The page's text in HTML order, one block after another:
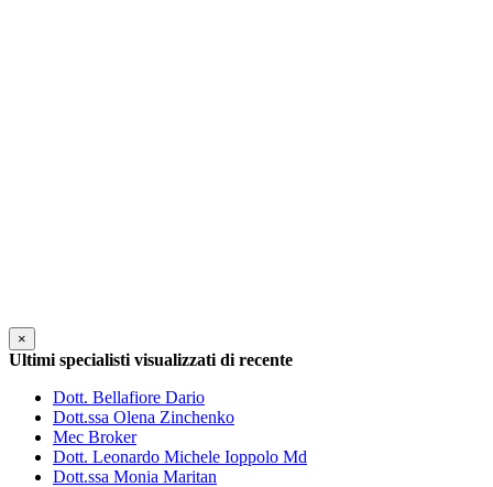
×
Ultimi specialisti visualizzati di recente
Dott. Bellafiore Dario
Dott.ssa Olena Zinchenko
Mec Broker
Dott. Leonardo Michele Ioppolo Md
Dott.ssa Monia Maritan